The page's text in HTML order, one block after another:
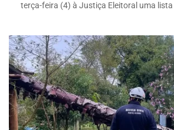
terça-feira (4) à Justiça Eleitoral uma